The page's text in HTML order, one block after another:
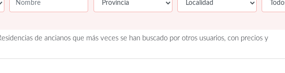
de ancianos que más veces se han buscado por otros usuarios, con precios y